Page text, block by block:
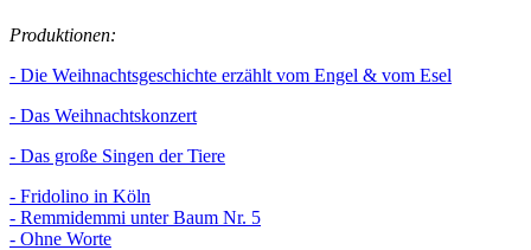
Produktionen:
- Die Weihnachtsgeschichte erzählt vom Engel & vom Esel
- Das Weihnachtskonzert
- Das große Singen der Tiere
- Fridolino in Köln
- Remmidemmi unter Baum Nr. 5
- Ohne Worte